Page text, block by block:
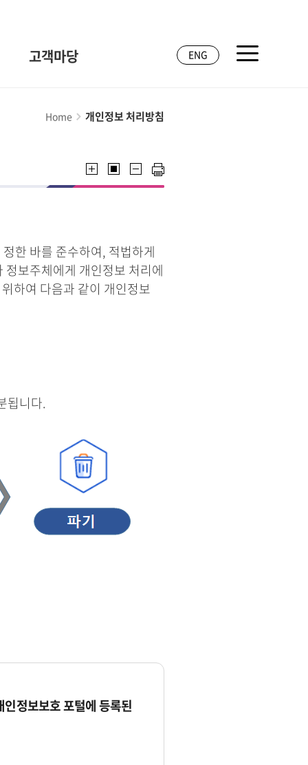
고객마당 ENG
Home 개인정보 처리방침
한 바를 준수하여, 적법하게
보주체에게 개인정보 처리에
하여 다음과 같이 개인정보
됩니다.
정보보호 포털에 등록된